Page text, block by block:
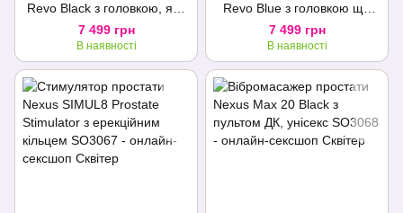
Revo Black з головкою, яка
обертається, макс. діаметр
3,2 см
7 499 грн
В наявності
Revo Blue з головкою що
обертається, макс. діаметр
3,2 см
7 499 грн
В наявності